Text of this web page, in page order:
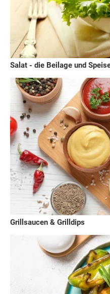
Salat - die Beilage und
Grillsaucen & Grilldips